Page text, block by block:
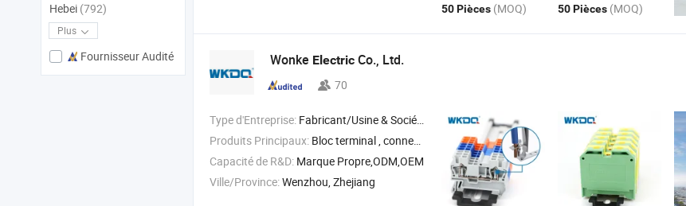
50 Pièces (MOQ) 50 Pièces (MOQ)
Wonke Electric Co., Ltd.
70
Type d'Entreprise: Fabricant/Usine & Société Commerciale
Produits Principaux: Bloc terminal , connecteur , filtre à ventilateur , boîte de distribution , verrouillage de sécurité
Capacité de R&D: Marque Propre,ODM,OEM
Ville/Province:Wenzhou, Zhejiang
Hebei (792)
Plus
Fournisseur Audité